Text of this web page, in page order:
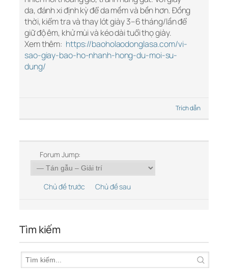
da, đánh xi định kỳ để da mềm và bền hơn. Đồng
thời, kiểm tra và thay lót giày 3–6 tháng/lần để
giữ độ êm, khử mùi và kéo dài tuổi thọ giày.
Xem thêm: https://baoholaodonglasa.com/vi-
sao-giay-bao-ho-nhanh-hong-du-moi-su-
dung/
Trích dẫn
Forum Jump:
Chủ đề trước Chủ đề sau
Tìm kiếm